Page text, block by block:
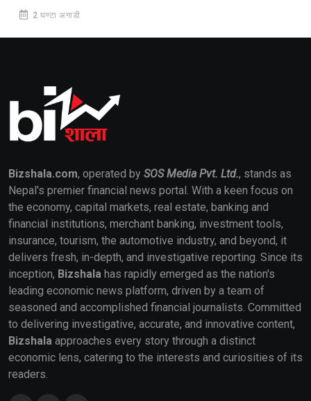
2 घण्टा अगाडी
Bizshala.com, operated by SOS Media Pvt. Ltd., stands as
Nepal's premier financial news portal. With a keen focus on
the economy, capital markets, real estate, banking and
financial institutions, merchant banking, investment tools,
insurance, tourism, the automotive industry, and beyond, it
delivers fresh, in-depth, and investigative reporting. Since its
inception, Bizshala has rapidly emerged as the nation's
leading economic news platform, driven by a team of
seasoned and accomplished financial journalists. Committed
to delivering investigative, accurate, and innovative content,
Bizshala approaches every story through a distinct
economic lens, catering to the interests and curiosities of its
readers.